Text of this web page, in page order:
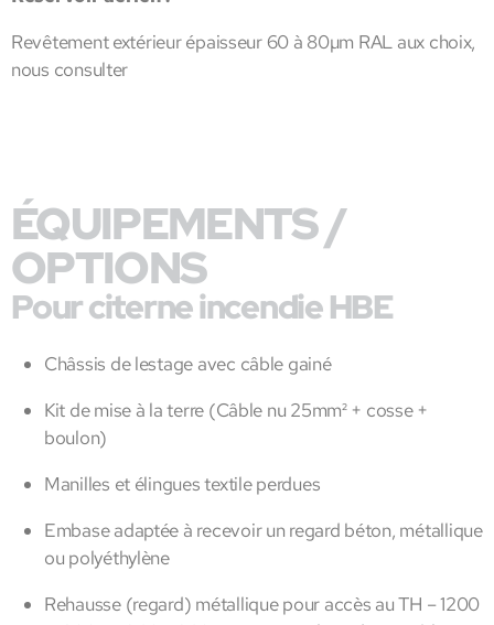
Revêtement extérieur épaisseur 60 à 80µm RAL aux choix,
nous consulter
ÉQUIPEMENTS /
OPTIONS
Pour citerne incendie HBE
Châssis de lestage avec câble gainé
Kit de mise à la terre (Câble nu 25mm² + cosse +
boulon)
Manilles et élingues textile perdues
Embase adaptée à recevoir un regard béton, métallique
ou polyéthylène
Rehausse (regard) métallique pour accès au TH – 1200